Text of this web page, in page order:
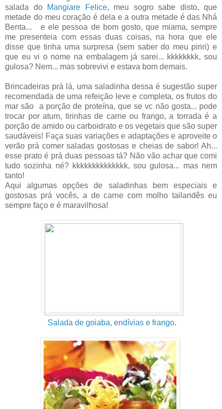
salada do
Mangiare Felice, meu sogro sabe disto, que
metade do meu coração é dela e a outra metade é das Nhá
Benta... e ele pessoa de bom gosto, que miama, sempre
me presenteia com essas duas coisas, na hora que ele
disse que tinha uma surpresa (sem saber do meu piriri) e
que eu vi o nome na embalagem já sarei... kkkkkkkk, sou
gulosa? Nem... mas sobrevivi e estava bom demais.
Brincadeiras prá lá, uma saladinha dessa é sugestão super
recomendada de uma refeição leve e completa, os frutos do
mar são a porção de proteína, que se vc não gosta... pode
trocar por atum, tirinhas de carne ou frango, a torrada é a
porção de amido ou carboidrato e os vegetais que são super
saudáveis! Faça suas variações e adaptações e aproveite o
verão prá comer saladas gostosas e cheias de sabor! Ah...
esse prato é prá duas pessoas tá? Não vão achar que comi
tudo sozinha né? kkkkkkkkkkkkkk, sou gulosa... mas nem
tanto!
Aqui algumas opções de saladinhas bem especiais e
gostosas prá vocês, a de carne com molho tailandês eu
sempre faço e é maravilhosa!
Salada de goiaba, endívias e frango.